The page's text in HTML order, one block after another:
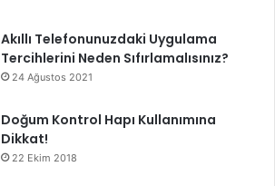
Akıllı Telefonunuzdaki Uygulama
Tercihlerini Neden Sıfırlamalısınız?
24 Ağustos 2021
Doğum Kontrol Hapı Kullanımına
Dikkat!
22 Ekim 2018